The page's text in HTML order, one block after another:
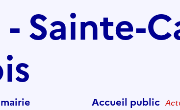
Sainte-
Accueil public